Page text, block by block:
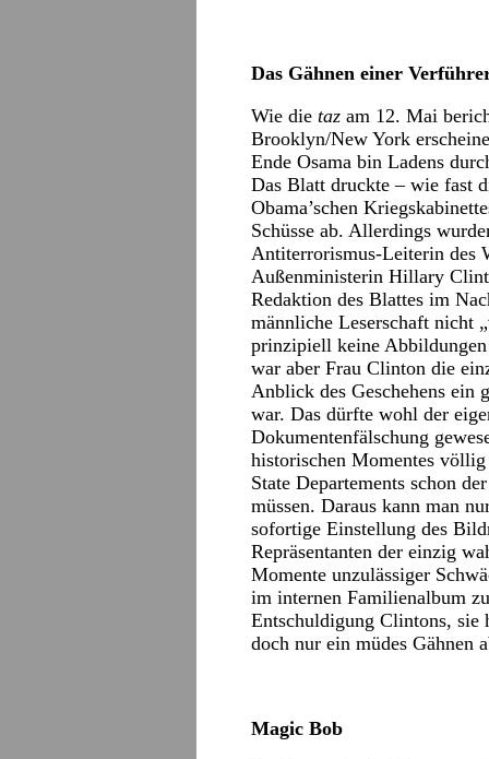
Das Gähnen einer
Wie die taz am 12. Mai
Brooklyn/New York
Ende Osama bin Ladens
Das Blatt druckte – wie fast
Obama’schen
Schüsse ab. Allerdings
Antiterrorismus-Leiterin des
Außenministerin Hillary
Redaktion des Blattes im
männliche Leserschaft nicht
prinzipiell keine
war aber Frau Clinton die
Anblick des Geschehens ein
war. Das dürfte wohl der
Dokumentenfälschung
historischen Momentes völlig
State Departements schon
müssen. Daraus kann man
sofortige Einstellung des
Repräsentanten der einzig
Momente unzulässiger
im internen Familienalbum
Entschuldigung Clintons, sie
doch nur ein müdes Gähnen
Magic Bob